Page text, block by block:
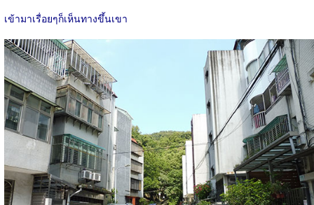
เข้ามาเรื่อยๆก็เห็นทางขึ้นเขา